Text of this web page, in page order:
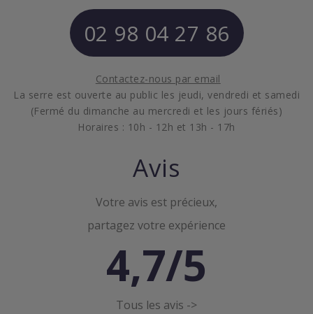
02 98 04 27 86
Contactez-nous par email
La serre est ouverte au public les jeudi, vendredi et samedi
(Fermé du dimanche au mercredi et les jours fériés)
Horaires : 10h - 12h et 13h - 17h
Avis
Votre avis est précieux,
partagez votre expérience
4,7/5
Tous les avis ->